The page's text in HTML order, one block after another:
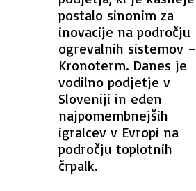
postalo sinonim za
inovacije na področju
ogrevalnih sistemov –
Kronoterm. Danes je
vodilno podjetje v
Sloveniji in eden
najpomembnejših
igralcev v Evropi na
področju toplotnih
črpalk.